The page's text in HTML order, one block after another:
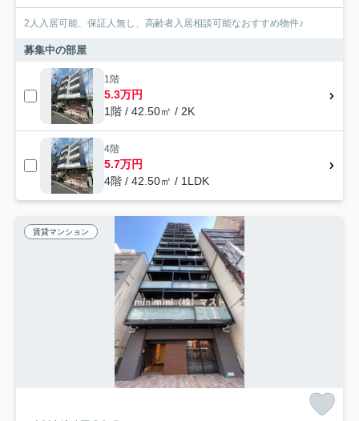
2人入居可能、保証人無し、高齢者入居相談可能なおすすめ物件♪
募集中の部屋
1階
5.3万円
1階 / 42.50㎡ / 2K
4階
5.7万円
4階 / 42.50㎡ / 1LDK
賃貸マンション